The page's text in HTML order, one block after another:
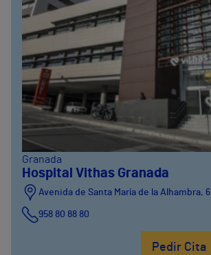
Granada
Hospital Vithas Granada
Avenida de Santa María de la Alhambra, 6
958 80 88 80
Pedir Cita